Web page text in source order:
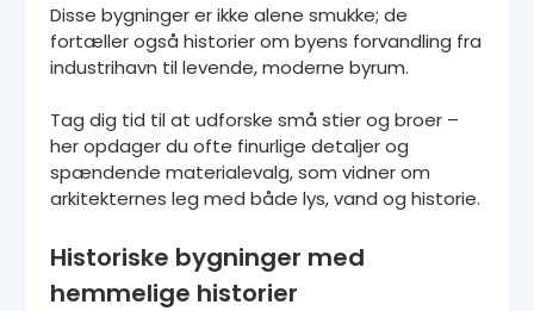
Disse bygninger er ikke alene smukke; de
fortæller også historier om byens forvandling fra
industrihavn til levende, moderne byrum.
Tag dig tid til at udforske små stier og broer –
her opdager du ofte finurlige detaljer og
spændende materialevalg, som vidner om
arkitekternes leg med både lys, vand og historie.
Historiske bygninger med
hemmelige historier